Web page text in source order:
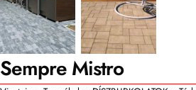
Sempre Mistro